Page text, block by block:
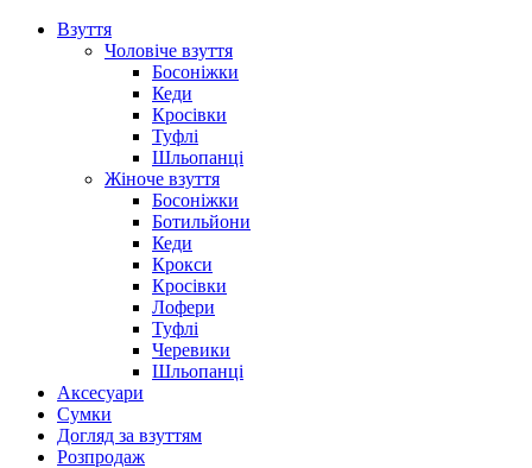
Взуття
Чоловіче взуття
Босоніжки
Кеди
Кросівки
Туфлі
Шльопанці
Жіноче взуття
Босоніжки
Ботильйони
Кеди
Крокси
Кросівки
Лофери
Туфлі
Черевики
Шльопанці
Аксесуари
Сумки
Догляд за взуттям
Розпродаж